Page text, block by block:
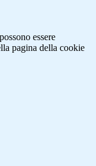
essere
pagina della cookie